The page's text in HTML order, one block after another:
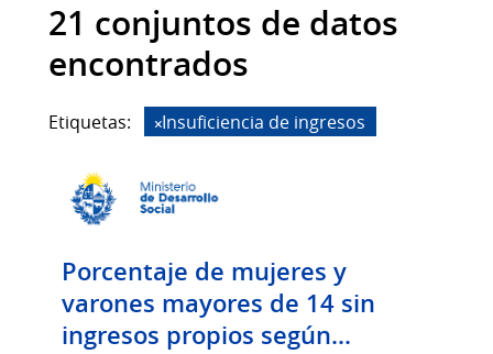
21 conjuntos de datos
encontrados
Etiquetas: Insuficiencia de ingresos
Porcentaje de mujeres y
varones mayores de 14 sin
ingresos propios según...